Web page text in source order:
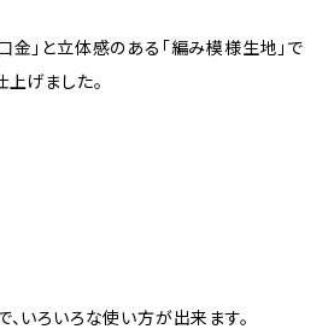
金」と立体感のある「編み模様生地」で
上げました。
、いろいろな使い方が出来ます。